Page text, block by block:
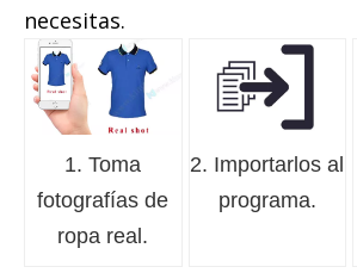
necesitas.
1. Toma
fotografías de
ropa real.
2. Importarlos al
programa.